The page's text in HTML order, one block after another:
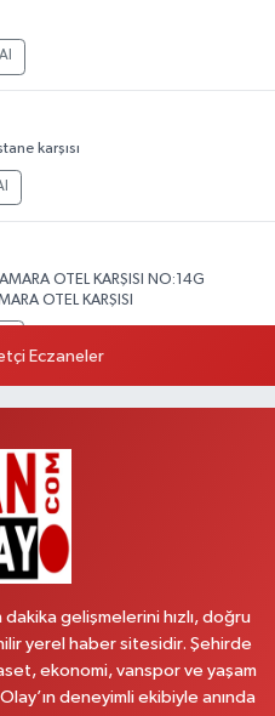
karşısı
OTEL KARŞISI NO:14G
OTEL KARŞISI
GİYİM YANI NO:1
karşısı (kent park karşısı )
Eczaneler
gelişmelerini hızlı, doğru
yerel haber sitesidir. Şehirde
ekonomi, vanspor ve yaşam
deneyimli ekibiyle anında